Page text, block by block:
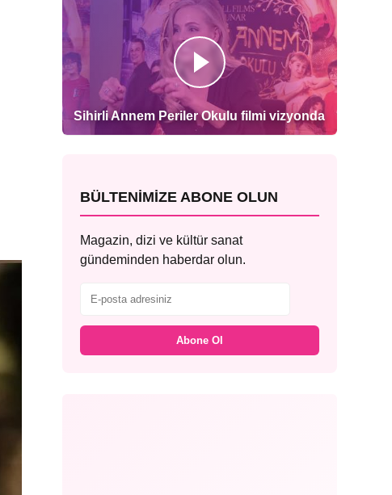
Sihirli Annem Periler Okulu filmi vizyonda
BÜLTENIMIZE ABONE OLUN
Magazin, dizi ve kültür sanat
gündeminden haberdar olun.
Abone Ol